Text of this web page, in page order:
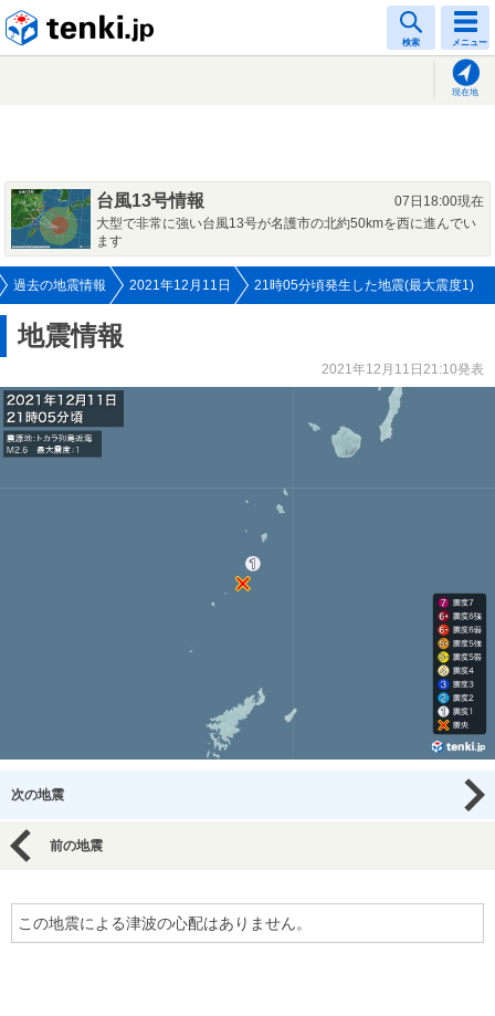
検索 メニュー
現在地
台風13号情報
07日18:00現在
大型で非常に強い台風13号が名護市の北約50kmを西に進んでい
ます
過去の地震情報 2021年12月11日 21時05分頃発生した地震(最大震度1)
地震情報
2021年12月11日21:10発表
次の地震
前の地震
この地震による津波の心配はありません。